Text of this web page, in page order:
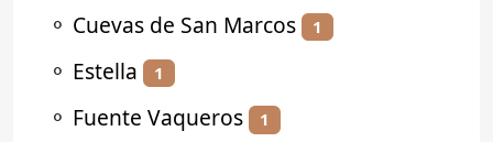
⚬ Cuevas de San Marcos 1
⚬ Estella 1
⚬ Fuente Vaqueros 1